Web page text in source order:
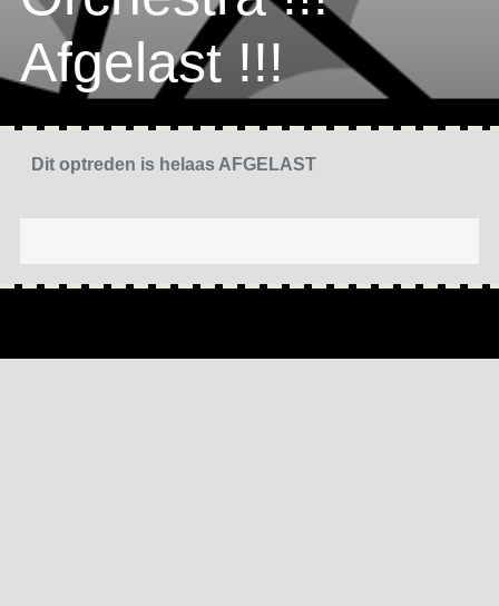
Afgelast !!!
Dit optreden is helaas AFGELAST